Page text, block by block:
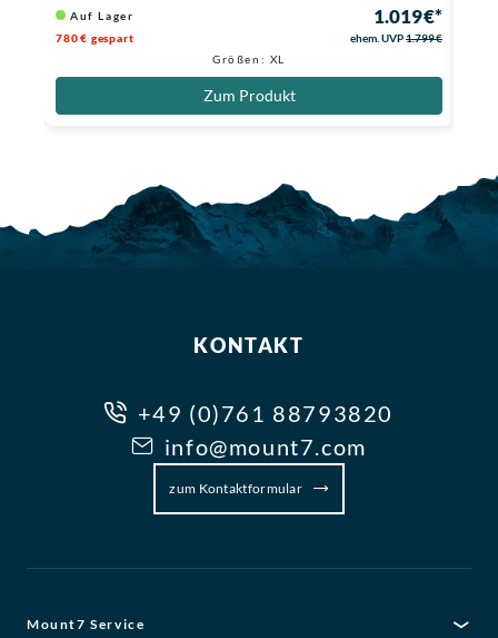
Auf Lager 1.019 €*
780 € gespart ehem. UVP1.799 €
Größen: XL
Zum Produkt
KONTAKT
+49 (0)761 88793820
info@mount7.com
zum Kontaktformular
Mount7 Service